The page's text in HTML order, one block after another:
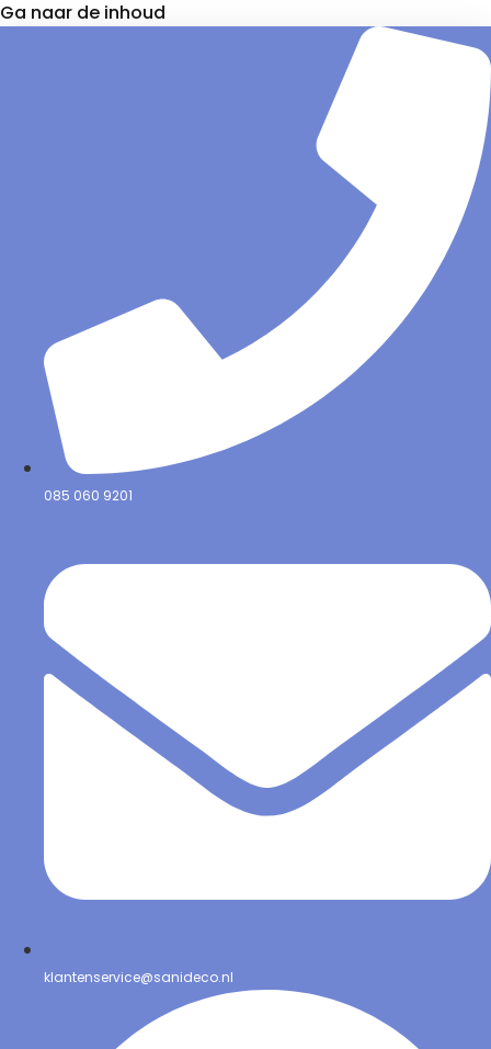
Ga naar de inhoud
085 060 9201
klantenservice@sanideco.nl